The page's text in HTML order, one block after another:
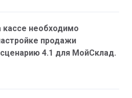
необходимо
продажи
4.1 для МойСклад.